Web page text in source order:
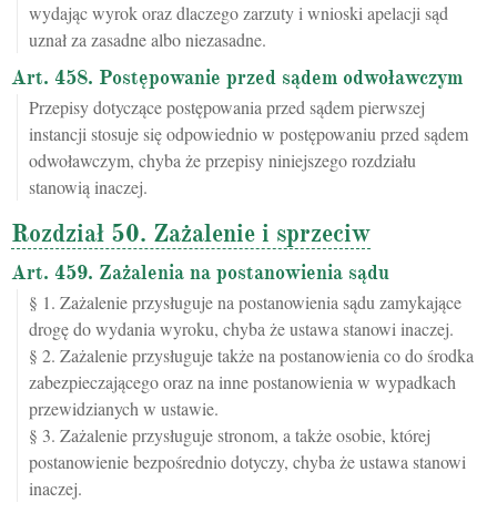
wydając wyrok oraz dlaczego zarzuty i wnioski apelacji sąd
uznał za zasadne albo niezasadne.
Art. 458. Postępowanie przed sądem odwoławczym
Przepisy dotyczące postępowania przed sądem pierwszej
instancji stosuje się odpowiednio w postępowaniu przed sądem
odwoławczym, chyba że przepisy niniejszego rozdziału
stanowią inaczej.
Rozdział 50. Zażalenie i sprzeciw
Art. 459. Zażalenia na postanowienia sądu
§ 1. Zażalenie przysługuje na postanowienia sądu zamykające
drogę do wydania wyroku, chyba że ustawa stanowi inaczej.
§ 2. Zażalenie przysługuje także na postanowienia co do środka
zabezpieczającego oraz na inne postanowienia w wypadkach
przewidzianych w ustawie.
§ 3. Zażalenie przysługuje stronom, a także osobie, której
postanowienie bezpośrednio dotyczy, chyba że ustawa stanowi
inaczej.